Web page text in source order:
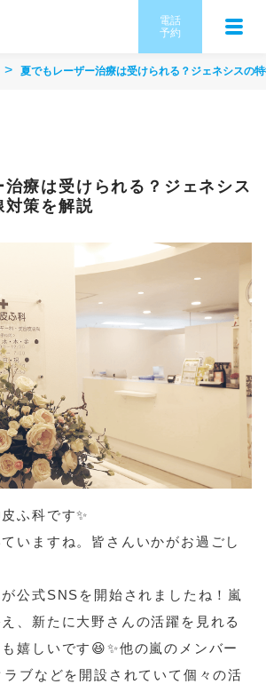
電話
予約
夏でもレーザー治療は受けられる？ジェネシスの
療は受けられる？ジェネシス
対策を解説
ふ科です✨
いますね。皆さんいかがお過ごし
公式SNSを開始されましたね！嵐
、新たに大野さんの活躍を見れる
嬉しいです😆✨他の嵐のメンバー
ブなどを開設されていて個々の活